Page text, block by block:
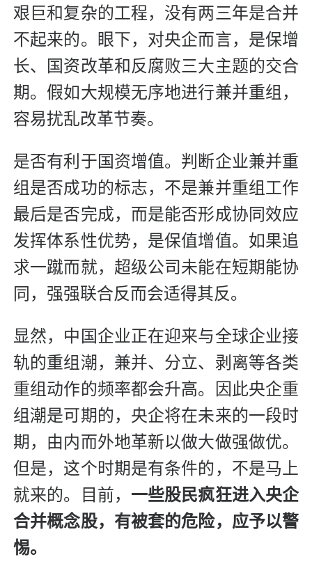
艰巨和复杂的工程，没有两三年是合并
不起来的。眼下，对央企而言，是保增
长、国资改革和反腐败三大主题的交合
期。假如大规模无序地进行兼并重组，
容易扰乱改革节奏。
是否有利于国资增值。判断企业兼并重
组是否成功的标志，不是兼并重组工作
最后是否完成，而是能否形成协同效应
发挥体系性优势，是保值增值。如果追
求一蹴而就，超级公司未能在短期能协
同，强强联合反而会适得其反。
显然，中国企业正在迎来与全球企业接
轨的重组潮，兼并、分立、剥离等各类
重组动作的频率都会升高。因此央企重
组潮是可期的，央企将在未来的一段时
期，由内而外地革新以做大做强做优。
但是，这个时期是有条件的，不是马上
就来的。目前， 一些股民疯狂进入央企
合并概念股，有被套的危险，应予以警
惕。